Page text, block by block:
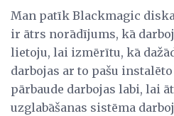
Man patīk Blackmagic
ir ātrs norādījums, kā
lietoju, lai izmērītu, kā
darbojas ar to pašu
pārbaude darbojas labi, lai
uzglabāšanas sistēma